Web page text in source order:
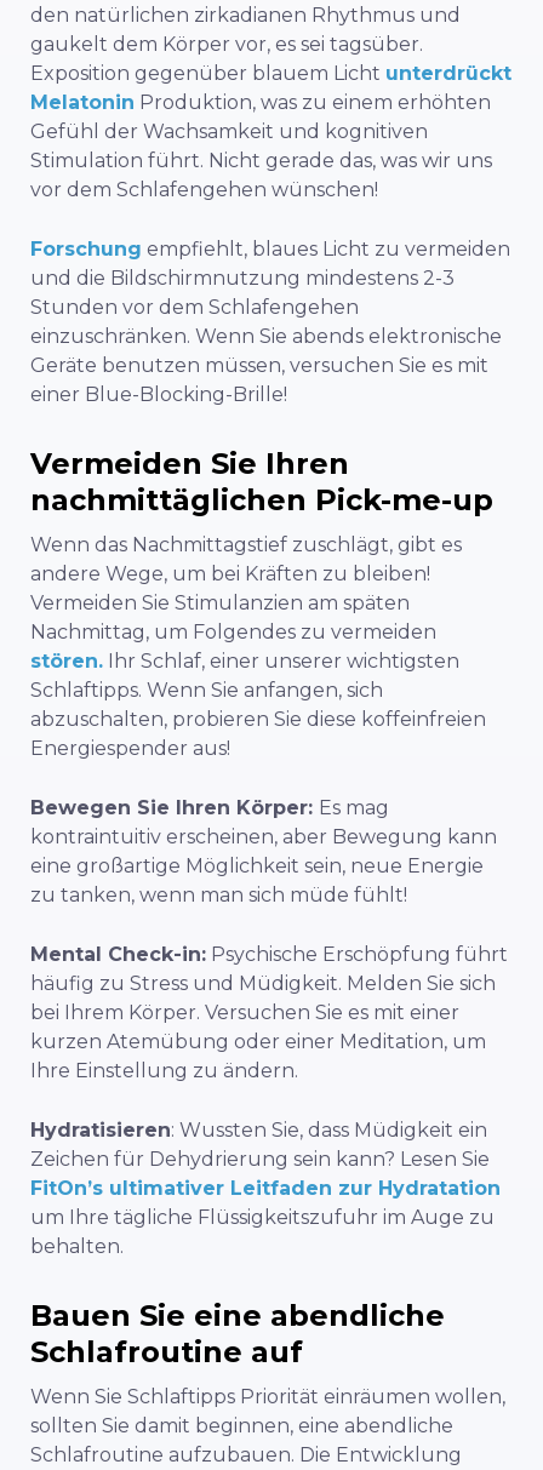
den natürlichen zirkadianen Rhythmus und
gaukelt dem Körper vor, es sei tagsüber.
Exposition gegenüber blauem Licht unterdrückt
Melatonin Produktion, was zu einem erhöhten
Gefühl der Wachsamkeit und kognitiven
Stimulation führt. Nicht gerade das, was wir uns
vor dem Schlafengehen wünschen!
Forschung empfiehlt, blaues Licht zu vermeiden
und die Bildschirmnutzung mindestens 2-3
Stunden vor dem Schlafengehen
einzuschränken. Wenn Sie abends elektronische
Geräte benutzen müssen, versuchen Sie es mit
einer Blue-Blocking-Brille!
Vermeiden Sie Ihren
nachmittäglichen Pick-me-up
Wenn das Nachmittagstief zuschlägt, gibt es
andere Wege, um bei Kräften zu bleiben!
Vermeiden Sie Stimulanzien am späten
Nachmittag, um Folgendes zu vermeiden
stören.
Ihr Schlaf, einer unserer wichtigsten
Schlaftipps. Wenn Sie anfangen, sich
abzuschalten, probieren Sie diese koffeinfreien
Energiespender aus!
Bewegen Sie Ihren Körper: Es mag
kontraintuitiv erscheinen, aber Bewegung kann
eine großartige Möglichkeit sein, neue Energie
zu tanken, wenn man sich müde fühlt!
Mental Check-in: Psychische Erschöpfung führt
häufig zu Stress und Müdigkeit. Melden Sie sich
bei Ihrem Körper. Versuchen Sie es mit einer
kurzen Atemübung oder einer Meditation, um
Ihre Einstellung zu ändern.
Hydratisieren: Wussten Sie, dass Müdigkeit ein
Zeichen für Dehydrierung sein kann? Lesen Sie
FitOn’s ultimativer Leitfaden zur Hydratation
um Ihre tägliche Flüssigkeitszufuhr im Auge zu
behalten.
Bauen Sie eine abendliche
Schlafroutine auf
Wenn Sie Schlaftipps Priorität einräumen wollen,
sollten Sie damit beginnen, eine abendliche
Schlafroutine aufzubauen. Die Entwicklung